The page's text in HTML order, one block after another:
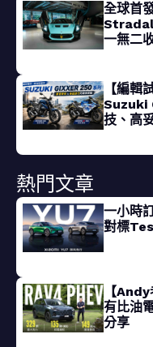
全球首
一無二
【編輯
Suzuki
技、高
熱門文章
一小時
對標
【
有比油
分享